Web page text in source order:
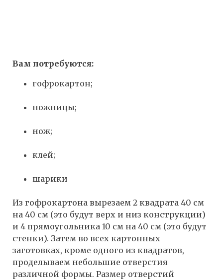
Вам потребуются:
гофрокартон;
ножницы;
нож;
клей;
шарики
Из гофрокартона вырезаем 2 квадрата 40 см
на 40 см (это будут верх и низ конструкции)
и 4 прямоугольника 10 см на 40 см (это будут
стенки). Затем во всех картонных
заготовках, кроме одного из квадратов,
проделываем небольшие отверстия
различной формы. Размер отверстий